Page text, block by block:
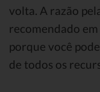
volta. A razão
recomendado
porque você
de todos os